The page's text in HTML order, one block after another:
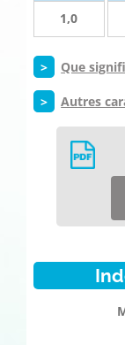
1,0
> Que
> Autres